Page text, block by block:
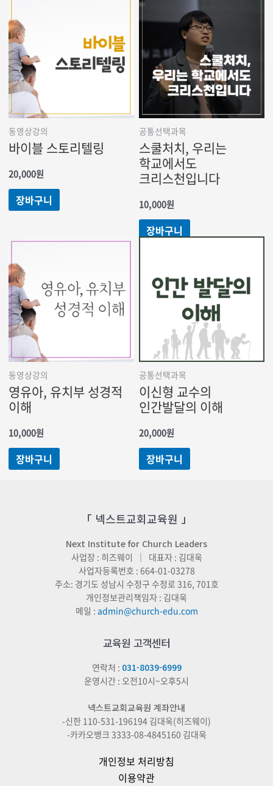
동영상강의
바이블 스토리텔링
20,000원
장바구니
공통선택과목
스쿨처치, 우리는
학교에서도
크리스천입니다
10,000원
장바구니
동영상강의
영유아, 유치부 성경적
이해
10,000원
장바구니
공통선택과목
이신형 교수의
인간발달의 이해
20,000원
장바구니
「 넥스트교회교육원 」
Next Institute for Church Leaders
사업장 : 히즈웨이 ｜ 대표자 : 김대욱
사업자등록번호 : 664-01-03278
주소: 경기도 성남시 수정구 수정로 316, 701호
개인정보관리책임자 : 김대욱
메일 : admin@church-edu.com
교육원 고객센터
연락처 : 031-8039-6999
운영시간 : 오전10시~오후5시
넥스트교회교육원 계좌안내
-신한 110-531-196194 김대욱(히즈웨이)
-카카오뱅크 3333-08-4845160 김대욱
개인정보 처리방침
이용약관